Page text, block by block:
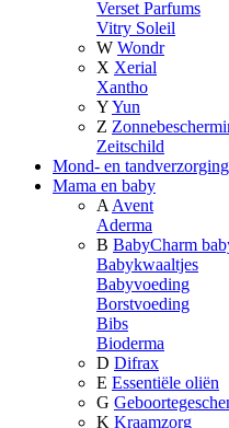
Verset Parfums
Vitry Soleil
W Wondr
X Xerial
Xantho
YYun
Z
Zeitschild
Mond- en tandverzorging
Mama en baby
A Avent
Aderma
B BabyCharm
Babykwaaltjes
Babyvoeding
Borstvoeding
Bibs
Bioderma
D Difrax
E Essentiële oliën
G
K Kraamzorg